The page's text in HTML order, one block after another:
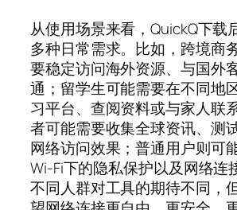
从使用场景来看，QuickQ下载
多种日常需求。比如，跨境商
要稳定访问海外资源、与国外
通；留学生可能需要在不同地
习平台、查阅资料或与家人联
者可能需要收集全球资讯、测
网络访问效果；普通用户则可
Wi-Fi下的隐私保护以及网络连
不同人群对工具的期待不同，